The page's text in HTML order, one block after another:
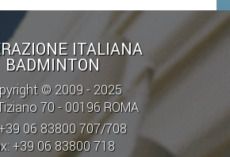
ITALIANA
BADMINTON
© 2009 - 2025
70 - 00196 ROMA
06 83800 707/708
+39 06 83800 718
STAFF TECNICO
CTF – PALABADMINTON
ATLETI D'INTERESSE NAZIONALE
SCHEDE ATLETI
VOLA CON NOI